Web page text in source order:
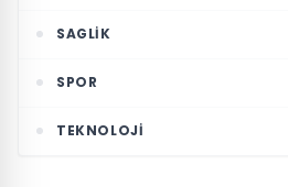
SAGLIK
SPOR
TEKNOLOJI